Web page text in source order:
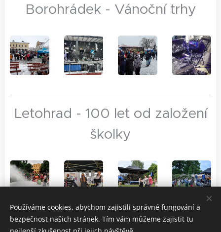
Borohrádek - Vánoční trhy
Letohrad - 100 let od založení
školky
Používáme cookies, abychom zajistili správné fungování a
bezpečnost našich stránek. Tím vám můžeme zajistit tu